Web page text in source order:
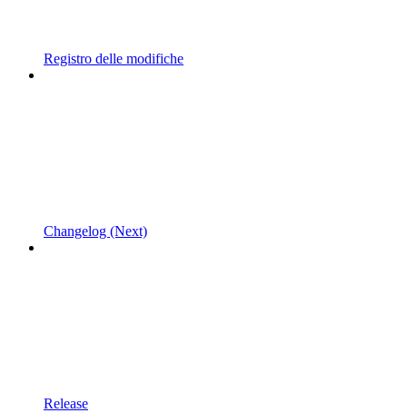
Registro delle modifiche
Changelog (Next)
Release